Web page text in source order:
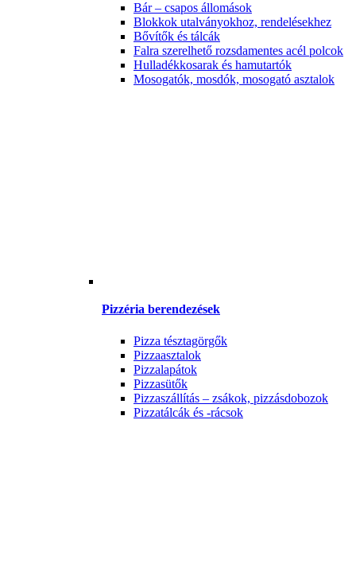
Bár – csapos állomások
Blokkok utalványokhoz, rendelésekhez
Bővítők és tálcák
Falra szerelhető rozsdamentes acél polcok
Hulladékkosarak és hamutartók
Mosogatók, mosdók, mosogató asztalok
Pizzéria berendezések
Pizza tésztagörgők
Pizzaasztalok
Pizzalapátok
Pizzasütők
Pizzaszállítás – zsákok, pizzásdobozok
Pizzatálcák és -rácsok